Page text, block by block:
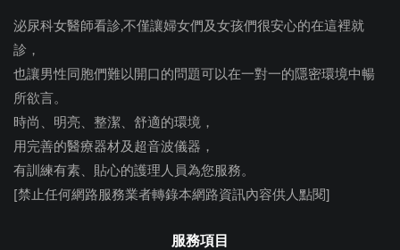
泌尿科女醫師看診,不僅讓婦女們及女孩們很安心的在這裡就
診，
也讓男性同胞們難以開口的問題可以在一對一的隱密環境中暢
所欲言。
時尚、明亮、整潔、舒適的環境，
用完善的醫療器材及超音波儀器，
有訓練有素、貼心的護理人員為您服務。
[禁止任何網路服務業者轉錄本網路資訊內容供人點閱]
服務項目